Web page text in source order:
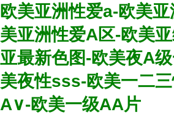
欧美亚洲性爱a-欧美
美亚洲性爱A区-欧美
亚最新色图-欧美夜A
美夜性sss-欧美一二
A∨-欧美一级AA片